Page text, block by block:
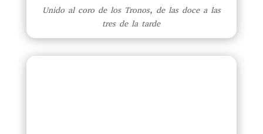
Unido al coro de los Tronos, de las doce a las
tres de la tarde